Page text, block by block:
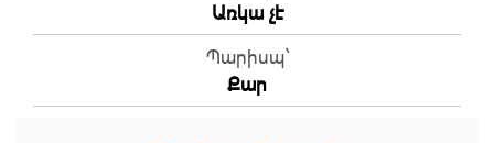
Առկա չէ
Պարիսպ`
Քար